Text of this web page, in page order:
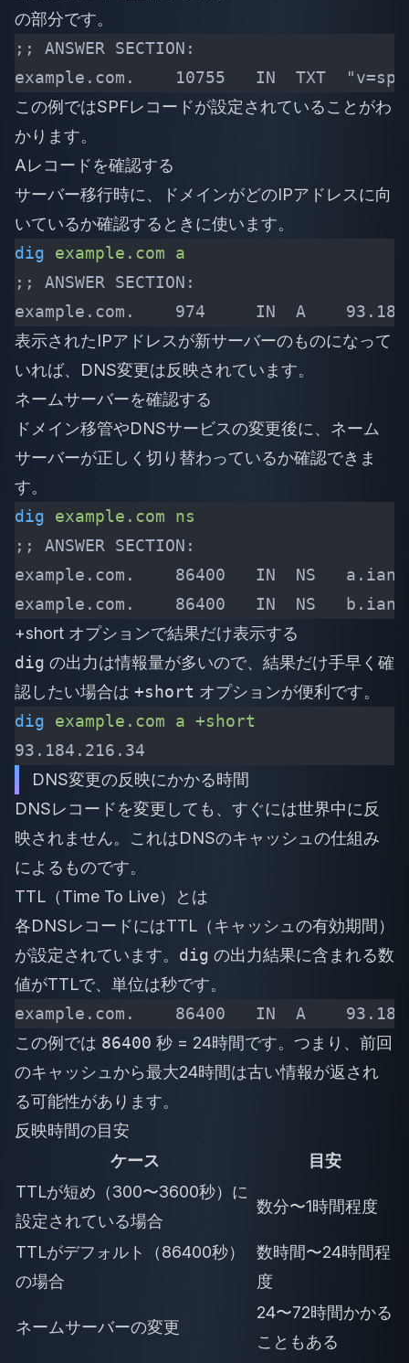
の部分です。
;; ANSWER SECTION:
example.com.    10755   IN  TXT
この例ではSPFレコードが設定されていることがわ
かります。
Aレコードを確認する
サーバー移行時に、ドメインがどのIPアドレスに向
いているか確認するときに使います。
dig example.com a
;; ANSWER SECTION:
example.com.    974     IN  A
表示されたIPアドレスが新サーバーのものになって
いれば、DNS変更は反映されています。
ネームサーバーを確認する
ドメイン移管やDNSサービスの変更後に、ネーム
サーバーが正しく切り替わっているか確認できま
す。
dig example.com ns
;; ANSWER SECTION:
example.com.    86400   IN  NS
example.com.    86400   IN  NS
+short オプションで結果だけ表示する
dig の出力は情報量が多いので、結果だけ手早く確
認したい場合は +short オプションが便利です。
dig example.com a +short
93.184.216.34
DNS変更の反映にかかる時間
DNSレコードを変更しても、すぐには世界中に反
映されません。これはDNSのキャッシュの仕組み
によるものです。
TTL（Time To Live）とは
各DNSレコードにはTTL（キャッシュの有効期間）
が設定されています。 dig の出力結果に含まれる数
値がTTLで、単位は秒です。
example.com.    86400   IN  A
この例では 86400 秒 = 24時間です。つまり、前回
のキャッシュから最大24時間は古い情報が返され
る可能性があります。
反映時間の目安
ケース
目安
TTLが短め（300〜3600秒）に
設定されている場合
数分〜1時間程度
TTLがデフォルト（86400秒）
の場合
数時間〜24時間程
度
ネームサーバーの変更
24〜72時間かかる
こともある